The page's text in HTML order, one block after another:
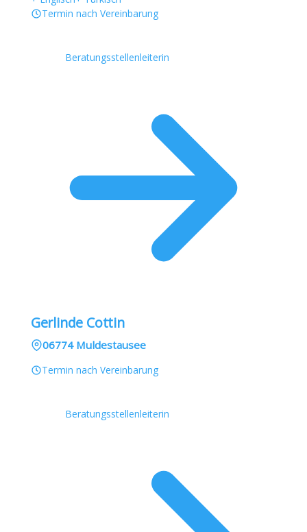
Termin nach Vereinbarung
Beratungsstellenleiterin
Gerlinde Cottin
06774 Muldestausee
Termin nach Vereinbarung
Beratungsstellenleiterin